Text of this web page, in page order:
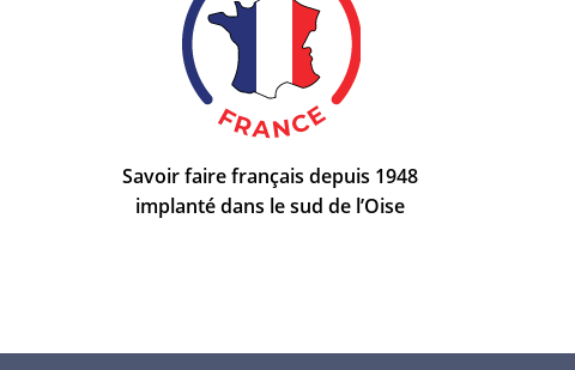
Savoir faire français depuis 1948
implanté dans le sud de l’Oise